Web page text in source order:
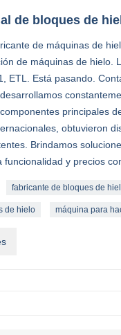
de bloques de
de máquinas de
de máquinas de hielo.
ETL. Está pasando.
principales
obtuvieron
Brindamos
y precios
fabricante de bloques de
de hielo máquina para